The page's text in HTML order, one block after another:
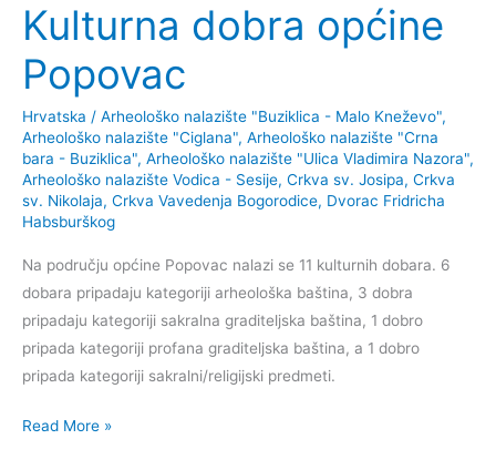
Kulturna dobra općine
Popovac
Hrvatska / Arheološko nalazište "Buziklica - Malo Kneževo",
Arheološko nalazište "Ciglana", Arheološko nalazište "Crna
bara - Buziklica", Arheološko nalazište "Ulica Vladimira Nazora",
Arheološko nalazište Vodica - Sesije, Crkva sv. Josipa, Crkva
sv. Nikolaja, Crkva Vavedenja Bogorodice, Dvorac Fridricha
Habsburškog
Na području općine Popovac nalazi se 11 kulturnih dobara. 6
dobara pripadaju kategoriji arheološka baština, 3 dobra
pripadaju kategoriji sakralna graditeljska baština, 1 dobro
pripada kategoriji profana graditeljska baština, a 1 dobro
pripada kategoriji sakralni/religijski predmeti.
Kulturna
Read More »